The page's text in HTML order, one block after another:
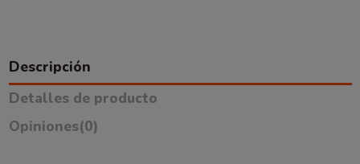
Descripción
Detalles de producto
Opiniones(0)